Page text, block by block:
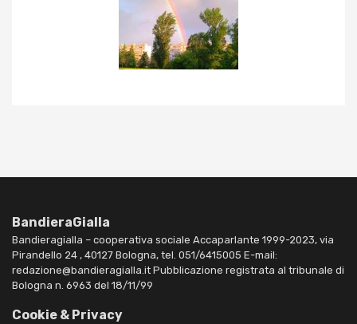
BandieraGialla
Bandieragialla – cooperativa sociale Accaparlante 1999-2023, via
Pirandello 24 , 40127 Bologna, tel. 051/6415005 E-mail:
redazione@bandieragialla.it Pubblicazione registrata al tribunale di
Bologna n. 6963 del 18/11/99
Cookie & Privacy